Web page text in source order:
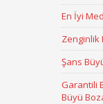
En İyi
Zenginlik
Şans
Garantili
Büyü